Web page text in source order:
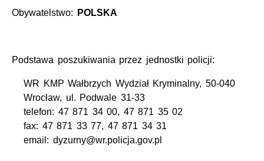
Obywatelstwo: POLSKA
Podstawa poszukiwania przez jednostki policji:
WR KMP Wałbrzych Wydział Kryminalny, 50-040
Wrocław, ul. Podwale 31-33
telefon: 47 871 34 00, 47 871 35 02
fax: 47 871 33 77, 47 871 34 31
email: dyzurny@wr.policja.gov.pl